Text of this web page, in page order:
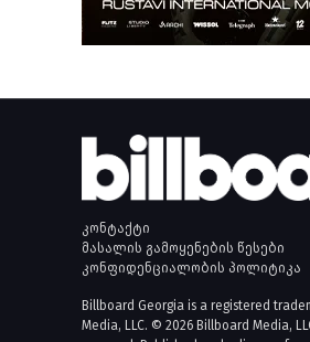
კონტაქტი
მასალის გამოყენების წესები
კონფიდენციალობის პოლიტიკა
Billboard Georgia is a registered
Media, LLC. © 2026 Billboard Media,